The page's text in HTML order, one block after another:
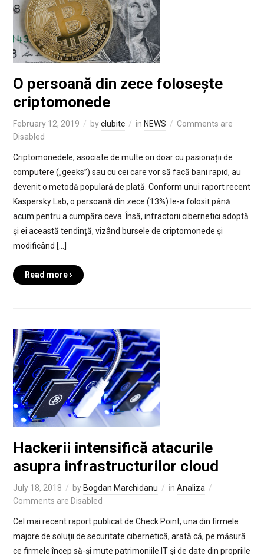
O persoană din zece folosește
criptomonede
February 12, 2019 byclubitc in NEWS
Comments are
Disabled
Criptomonedele, asociate de multe ori doar cu pasionații de
computere („geeks”) sau cu cei care vor să facă bani rapid, au
devenit o metodă populară de plată. Conform unui raport recent
Kaspersky Lab, o persoană din zece (13%) le-a folosit până
acum pentru a cumpăra ceva. Însă, infractorii cibernetici adoptă
și ei această tendință, vizând bursele de criptomonede și
modificând […]
Read more ›
Hackerii intensifică atacurile
asupra infrastructurilor cloud
July 18, 2018 by Bogdan Marchidanu in Analiza
Comments are Disabled
Cel mai recent raport publicat de Check Point, una din firmele
majore de soluţii de securitate cibernetică, arată că, pe măsură
ce firmele încep să-şi mute patrimoniile IT şi de date din propriile